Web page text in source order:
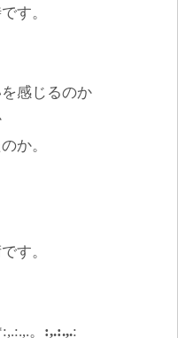
す。
感じるのか
か。
す。
。 :,.:.,.: